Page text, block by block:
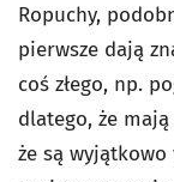
Ropuchy,
pierwsze dają
coś złego, np.
dlatego, że
że są